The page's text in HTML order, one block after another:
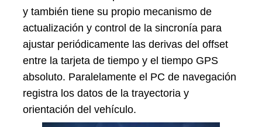
y también tiene su propio mecanismo de
actualización y control de la sincronía para
ajustar periódicamente las derivas del offset
entre la tarjeta de tiempo y el tiempo GPS
absoluto. Paralelamente el PC de navegación
registra los datos de la trayectoria y
orientación del vehículo.